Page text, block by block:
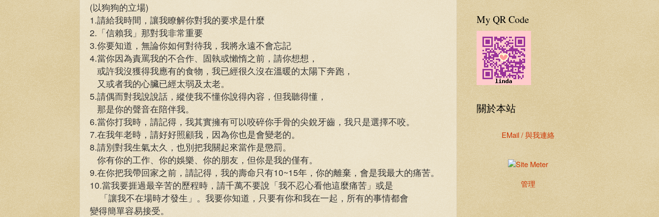
(以狗狗的立場)
1.請給我時間，讓我瞭解你對我的要求是什麼
2.「信賴我」那對我非常重要
3.你要知道，無論你如何對待我，我將永遠不會忘記
4.當你因為責罵我的不合作、固執或懶惰之前，請你想想，
或許我沒獲得我應有的食物，我已經很久沒在溫暖的太陽下奔跑，
又或者我的心臟已經太弱及太老。
5.請偶而對我說說話，縱使我不懂你說得內容，但我聽得懂，
那是你的聲音在陪伴我。
6.當你打我時，請記得，我其實擁有可以咬碎你手骨的尖銳牙齒，我只是選擇不咬。
7.在我年老時，請好好照顧我，因為你也是會變老的。
8.請別對我生氣太久，也別把我關起來當作是懲罰。
你有你的工作、你的娛樂、你的朋友，但你是我的僅有。
9.在你把我帶回家之前，請記得，我的壽命只有10~15年，你的離棄，會是我最大的痛苦。
10.當我要捱過最辛苦的歷程時，請千萬不要說「我不忍心看他這麼痛苦」或是
「讓我不在場時才發生」。我要你知道，只要有你和我在一起，所有的事情都會
變得簡單容易接受。
My QR Code
關於本站
EMail / 與我連絡
管理